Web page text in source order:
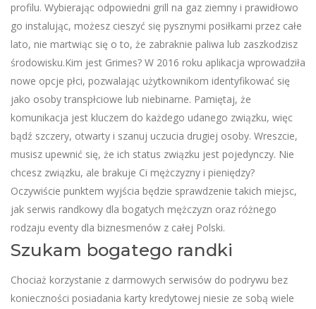
profilu. Wybierając odpowiedni grill na gaz ziemny i prawidłowo
go instalując, możesz cieszyć się pysznymi posiłkami przez całe
lato, nie martwiąc się o to, że zabraknie paliwa lub zaszkodzisz
środowisku.Kim jest Grimes? W 2016 roku aplikacja wprowadziła
nowe opcje płci, pozwalając użytkownikom identyfikować się
jako osoby transpłciowe lub niebinarne. Pamiętaj, że
komunikacja jest kluczem do każdego udanego związku, więc
bądź szczery, otwarty i szanuj uczucia drugiej osoby. Wreszcie,
musisz upewnić się, że ich status związku jest pojedynczy. Nie
chcesz związku, ale brakuje Ci mężczyzny i pieniędzy?
Oczywiście punktem wyjścia będzie sprawdzenie takich miejsc,
jak serwis randkowy dla bogatych mężczyzn oraz różnego
rodzaju eventy dla biznesmenów z całej Polski.
Szukam bogatego randki
Chociaż korzystanie z darmowych serwisów do podrywu bez
konieczności posiadania karty kredytowej niesie ze sobą wiele